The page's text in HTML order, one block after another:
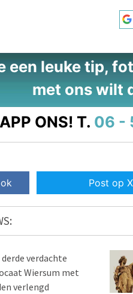
een leuke tip,
met ons wilt
APP ONS! T. 06 -
Post op X
verdachte
Wiersum met
verlengd